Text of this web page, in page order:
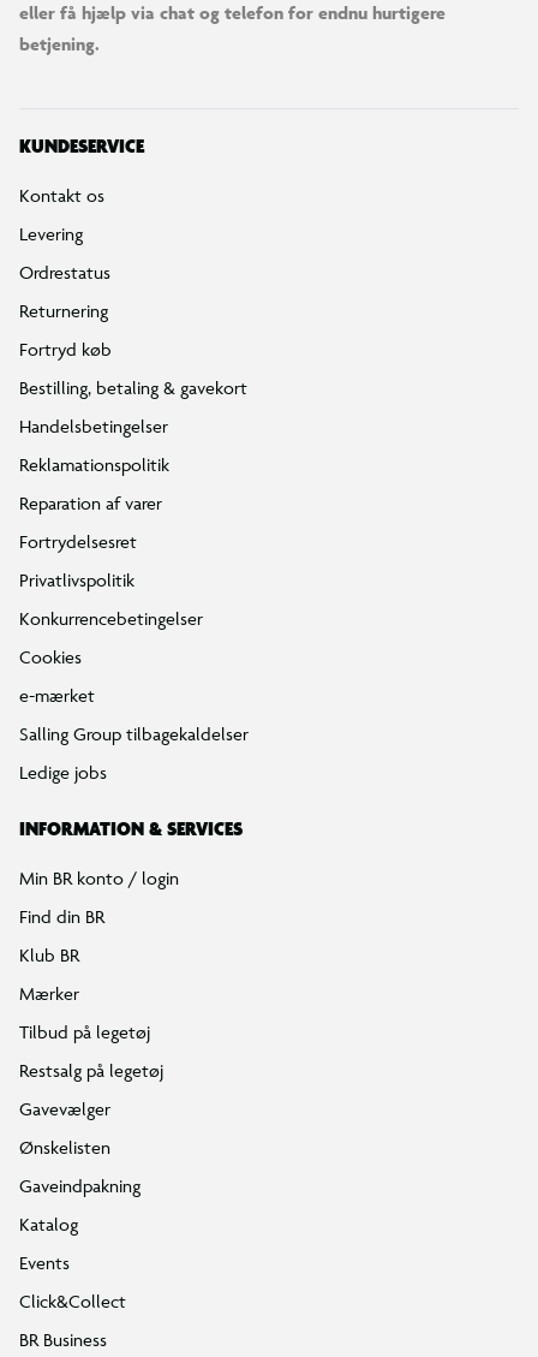
eller få hjælp via chat og telefon for endnu hurtigere
betjening.
KUNDESERVICE
Kontakt os
Levering
Ordrestatus
Returnering
Fortryd køb
Bestilling, betaling & gavekort
Handelsbetingelser
Reklamationspolitik
Reparation af varer
Fortrydelsesret
Privatlivspolitik
Konkurrencebetingelser
Cookies
e-mærket
Salling Group tilbagekaldelser
Ledige jobs
INFORMATION & SERVICES
Min BR konto / login
Find din BR
Klub BR
Mærker
Tilbud på legetøj
Restsalg på legetøj
Gavevælger
Ønskelisten
Gaveindpakning
Katalog
Events
Click&Collect
BR Business